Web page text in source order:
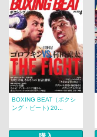
BOXING BEAT（ボクシ
ング・ビート) 20...